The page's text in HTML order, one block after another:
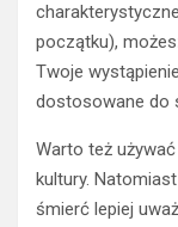
początku),
Twoje
dostosowane do
Warto też
kultury.
śmierć lepiej